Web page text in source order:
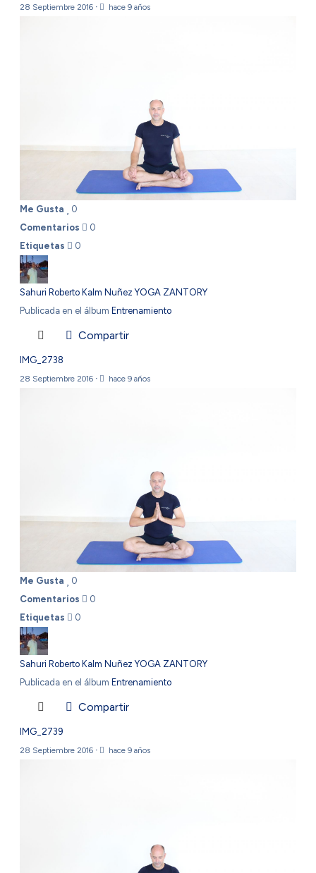
28 Septiembre 2016 · hace 9 años
Me Gusta
0
Comentarios
0
Etiquetas
0
Sahuri Roberto Kalm Nuñez YOGA ZANTORY
Publicada en el álbum Entrenamiento
Compartir
IMG_2738
28 Septiembre 2016 · hace 9 años
Me Gusta
0
Comentarios
0
Etiquetas
0
Sahuri Roberto Kalm Nuñez YOGA ZANTORY
Publicada en el álbum Entrenamiento
Compartir
IMG_2739
28 Septiembre 2016 · hace 9 años